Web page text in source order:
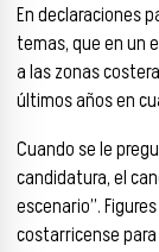
En declaraciones
temas, que en un
a las zonas
últimos años en
Cuando se le
candidatura, el
escenario”.
costarricense